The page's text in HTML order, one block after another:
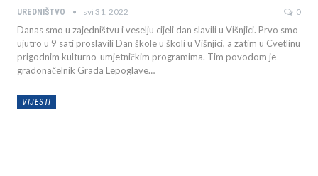
UREDNIŠTVO svi 31, 2022 0
Danas smo u zajedništvu i veselju cijeli dan slavili u Višnjici. Prvo smo
ujutro u 9 sati proslavili Dan škole u školi u Višnjici, a zatim u Cvetlinu
prigodnim kulturno-umjetničkim programima. Tim povodom je
gradonačelnik Grada Lepoglave…
VIJESTI